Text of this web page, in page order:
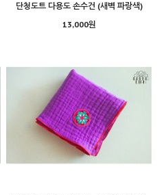
단청도트 다용도 손수건 (새벽 파랑색)
13,000원